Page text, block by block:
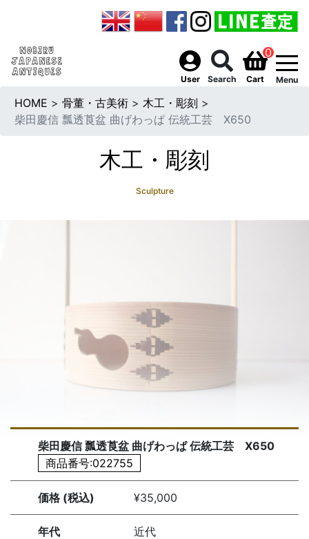
User Search
0
Cart Menu
HOME > 骨董・古美術 > 木工・彫刻 >
柴田慶信 瓢透莨盆 曲げわっぱ 伝統工芸 X650
木工・彫刻
Sculpture
柴田慶信 瓢透莨盆 曲げわっぱ 伝統工芸 X650
商品番号:022755
価格 (税込) ¥35,000
年代 近代